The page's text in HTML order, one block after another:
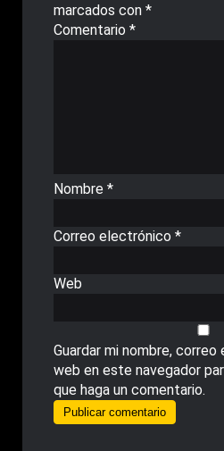
marcados con *
Comentario *
Nombre *
Correo electrónico *
Web
Guardar mi nombre,
web en este navegador
que haga un comentario.